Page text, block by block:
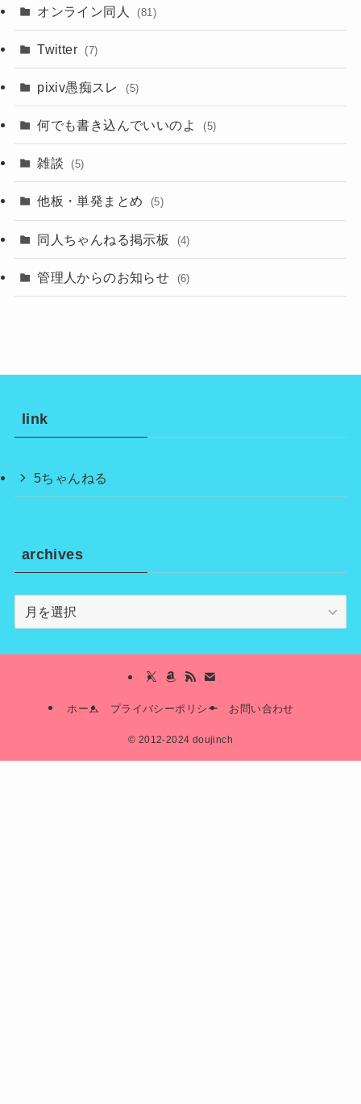
オンライン同人 (81)
Twitter (7)
pixiv愚痴スレ (5)
何でも書き込んでいいのよ (5)
雑談 (5)
他板・単発まとめ (5)
同人ちゃんねる掲示板 (4)
管理人からのお知らせ (6)
link
5ちゃんねる
archives
archives
ホーム プライバシーポリシー お問い合わせ
© 2012-2024 doujinch